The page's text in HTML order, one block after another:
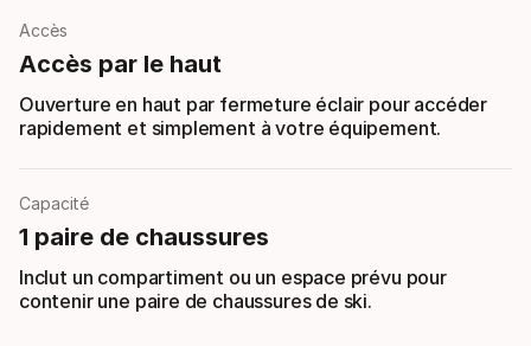
Accès
Accès par le haut
Ouverture en haut par fermeture éclair pour accéder
rapidement et simplement à votre équipement.
Capacité
1 paire de chaussures
Inclut un compartiment ou un espace prévu pour
contenir une paire de chaussures de ski.